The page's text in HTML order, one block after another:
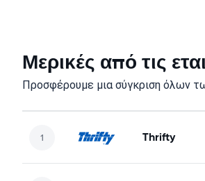
Μερικές από τις
Προσφέρουμε μια σύγκριση όλων
Thrifty